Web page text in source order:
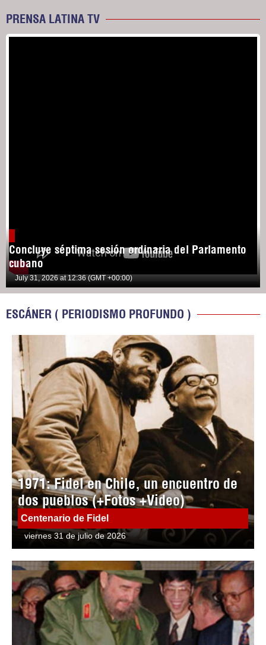
PRENSA LATINA TV
Concluye séptima sesión ordinaria del Parlamento
cubano
July 31, 2026 at 12:36 (GMT +00:00)
ESCÁNER ( PERIODISMO PROFUNDO )
1971: Fidel en Chile, un encuentro de
dos pueblos (+Fotos +Video)
Centenario de Fidel
viernes 31 de julio de 2026